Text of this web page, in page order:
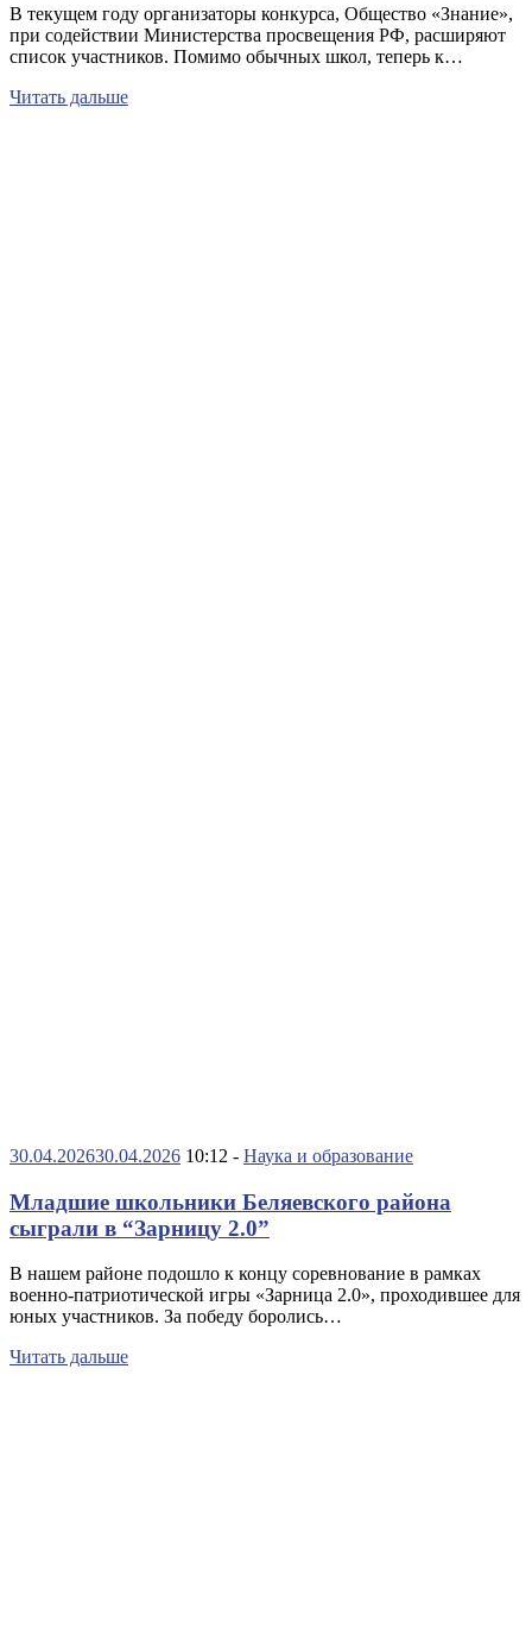
В текущем году организаторы конкурса, Общество «Знание»,
при содействии Министерства просвещения РФ, расширяют
список участников. Помимо обычных школ, теперь к…
Читать дальше
30.04.202630.04.2026 10:12 - Наука и образование
Младшие школьники Беляевского района
сыграли в “Зарницу 2.0”
В нашем районе подошло к концу соревнование в рамках
военно-патриотической игры «Зарница 2.0», проходившее для
юных участников. За победу боролись…
Читать дальше